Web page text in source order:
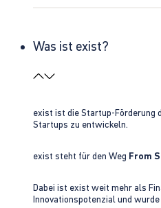
Was ist exist?
exist ist die Startup-Förderung
Startups zu entwickeln.
exist steht für den Weg From
Dabei ist exist weit mehr als
Innovationspotenzial und